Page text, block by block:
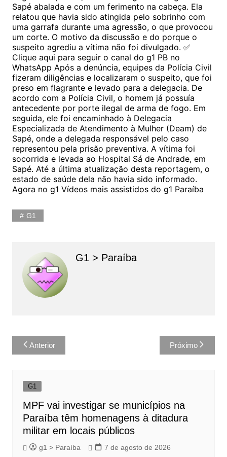
Sapé abalada e com um ferimento na cabeça. Ela
relatou que havia sido atingida pelo sobrinho com
uma garrafa durante uma agressão, o que provocou
um corte. O motivo da discussão e do porque o
suspeito agrediu a vítima não foi divulgado. ✅
Clique aqui para seguir o canal do g1 PB no
WhatsApp Após a denúncia, equipes da Polícia Civil
fizeram diligências e localizaram o suspeito, que foi
preso em flagrante e levado para a delegacia. De
acordo com a Polícia Civil, o homem já possuía
antecedente por porte ilegal de arma de fogo. Em
seguida, ele foi encaminhado à Delegacia
Especializada de Atendimento à Mulher (Deam) de
Sapé, onde a delegada responsável pelo caso
representou pela prisão preventiva. A vítima foi
socorrida e levada ao Hospital Sá de Andrade, em
Sapé. Até a última atualização desta reportagem, o
estado de saúde dela não havia sido informado.
Agora no g1 Vídeos mais assistidos do g1 Paraíba
G1
G1 > Paraíba
Navegação
de
Anterior Próximo
G1
MPF vai investigar se municípios na
Paraíba têm homenagens à ditadura
militar em locais públicos
g1 > Paraíba 7 de agosto de 2026